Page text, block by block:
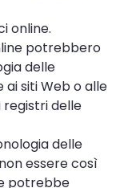
online.
potrebbero
delle
siti Web o alle
registri delle
delle
essere così
potrebbe